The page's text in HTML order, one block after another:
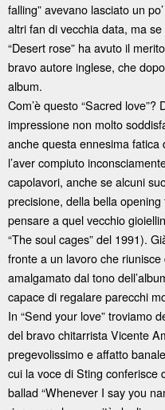
falling” avevano lasciato un
altri fan di vecchia data, ma
“Desert rose” ha avuto il
bravo autore inglese, che
album.
Com’è questo “Sacred
impressione non molto
anche questa ennesima fatica
l’aver compiuto
capolavori, anche se alcuni
precisione, della bella
pensare a quel vecchio
“The soul cages” del 1991).
fronte a un lavoro che
amalgamato dal tono
capace di regalare parecchi
In “Send your love” troviamo
del bravo chitarrista Vicente
pregevolissimo e affatto
cui la voce di Sting conferisce
ballad “Whenever I say you